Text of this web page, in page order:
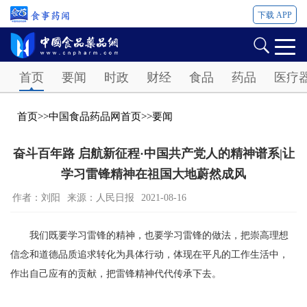
下载 APP
首页 要闻 时政 财经 食品 药品 医疗
首页>>中国食品药品网首页>>要闻
奋斗百年路 启航新征程·中国共产党人的精神谱系|让
学习雷锋精神在祖国大地蔚然成风
作者：刘阳 来源：人民日报 2021-08-16
我们既要学习雷锋的精神，也要学习雷锋的做法，把崇高理想
信念和道德品质追求转化为具体行动，体现在平凡的工作生活中，
作出自己应有的贡献，把雷锋精神代代传承下去。